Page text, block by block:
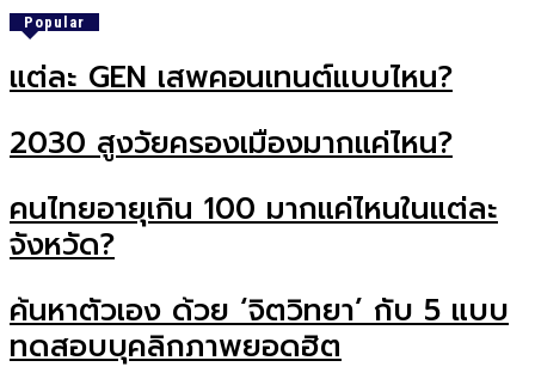
Popular
แต่ละ GEN เสพคอนเทนต์แบบไหน?
2030 สูงวัยครองเมืองมากแค่ไหน?
คนไทยอายุเกิน 100 มากแค่ไหนในแต่ละ
จังหวัด?
ค้นหาตัวเอง ด้วย ‘จิตวิทยา’ กับ 5 แบบ
ทดสอบบุคลิกภาพยอดฮิต